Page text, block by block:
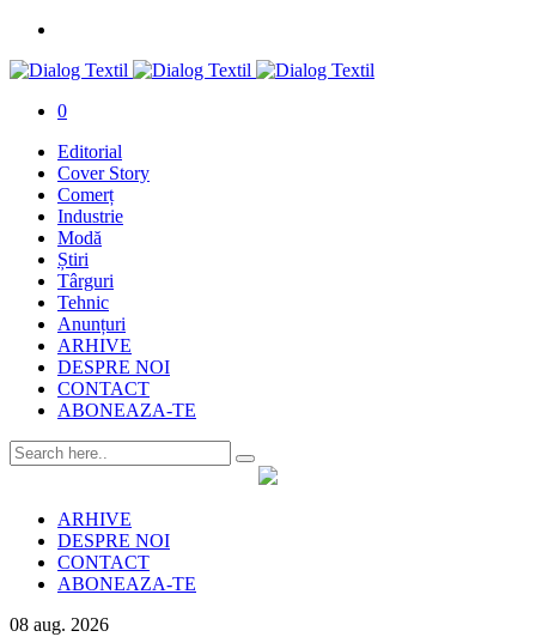
0
Editorial
Cover Story
Comerț
Industrie
Modă
Știri
Târguri
Tehnic
Anunțuri
ARHIVE
DESPRE NOI
CONTACT
ABONEAZA-TE
ARHIVE
DESPRE NOI
CONTACT
ABONEAZA-TE
08 aug. 2026